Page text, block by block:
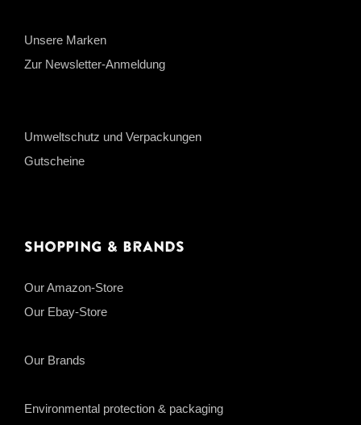
Unsere Marken
Zur Newsletter-Anmeldung
Umweltschutz und Verpackungen
Gutscheine
Shopping & Brands
Our Amazon-Store
Our Ebay-Store
Our Brands
Environmental protection & packaging